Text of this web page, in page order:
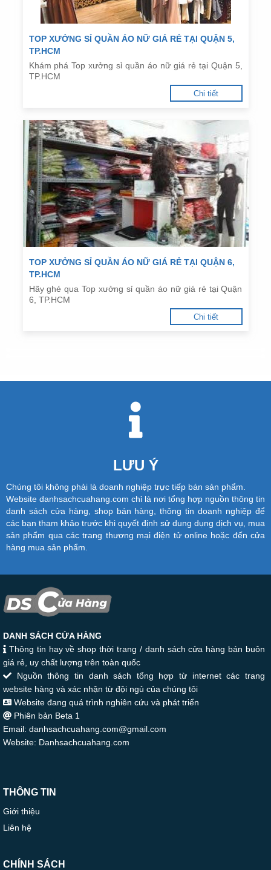
TOP XƯỞNG SỈ QUẦN ÁO NỮ GIÁ RẺ TẠI QUẬN 5,
TP.HCM
Khám phá Top xưởng sỉ quần áo nữ giá rẻ tại Quận 5,
TP.HCM
Chi tiết
TOP XƯỞNG SỈ QUẦN ÁO NỮ GIÁ RẺ TẠI QUẬN 6,
TP.HCM
Hãy ghé qua Top xưởng sỉ quần áo nữ giá rẻ tại Quận
6, TP.HCM
Chi tiết
LƯU Ý
Chúng tôi không phải là doanh nghiệp trực tiếp bán sản phẩm.
Website danhsachcuahang.com chỉ là nơi tổng hợp nguồn thông tin
danh sách cửa hàng, shop bán hàng, thông tin doanh nghiệp để
các bạn tham khảo trước khi quyết định sử dung dụng dịch vụ, mua
sản phẩm qua các trang thương mại điện tử online hoặc đến cửa
hàng mua sản phẩm.
DANH SÁCH CỬA HÀNG
Thông tin hay về shop thời trang / danh sách cửa hàng bán buôn
giá rẻ, uy chất lượng trên toàn quốc
Nguồn thông tin danh sách tổng hợp từ internet các trang
website hàng và xác nhận từ đội ngủ của chúng tôi
Website đang quá trình nghiên cứu và phát triển
Phiên bản Beta 1
Email: danhsachcuahang.com@gmail.com
Website: Danhsachcuahang.com
THÔNG TIN
Giới thiệu
Liên hệ
CHÍNH SÁCH